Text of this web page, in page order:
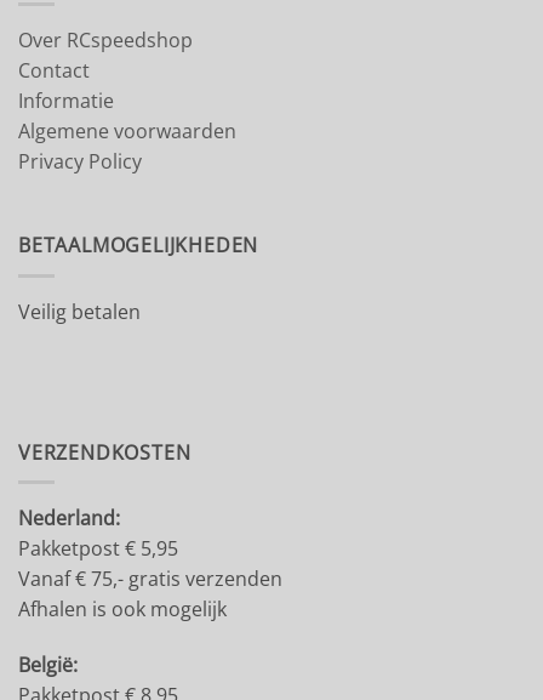
Over RCspeedshop
Contact
Informatie
Algemene voorwaarden
Privacy Policy
BETAALMOGELIJKHEDEN
Veilig betalen
VERZENDKOSTEN
Nederland:
Pakketpost € 5,95
Vanaf € 75,- gratis verzenden
Afhalen is ook mogelijk
België: